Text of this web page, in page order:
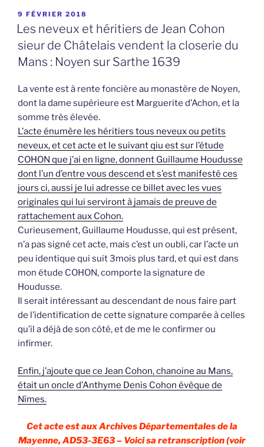
PUBLIÉ
LE
9 FÉVRIER 2018
Les neveux et héritiers de Jean Cohon
sieur de Châtelais vendent la closerie du
Mans : Noyen sur Sarthe 1639
La vente est à rente foncière au monastère de Noyen,
dont la dame supérieure est Marguerite d’Achon, et la
somme très élevée.
L’acte énumère les héritiers tous neveux ou petits
neveux, et cet acte et le suivant qiu est sur l’étude
COHON que j’ai en ligne, donnent Guillaume Houdusse
dont l’un d’entre vous descend et s’est manifesté ces
jours ci, aussi je lui adresse ce billet avec les vues
originales qui lui serviront à jamais de preuve de
rattachement aux Cohon.
Curieusement, Guillaume Houdusse, qui est présent,
n’a pas signé cet acte, mais c’est un oubli, car l’acte un
peu identique qui suit 3mois plus tard, et qui est dans
mon étude COHON, comporte la signature de
Houdusse.
Il serait intéressant au descendant de nous faire part
de l’identification de cette signature comparée à celles
qu’il a déjà de son côté, et de me le confirmer ou
infirmer.
Enfin, j’ajoute que ce Jean Cohon, chanoine au Mans,
était un oncle d’Anthyme Denis Cohon évêque de
Nîmes.
Cet acte est aux Archives Départementales de la
Mayenne, AD53-3E63 – Voici sa retranscription (voir